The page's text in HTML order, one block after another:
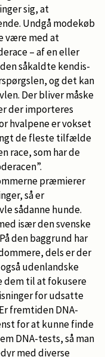
sig, at
Undgå modekøb
være med at
– af en eller
såkaldte kendis-
og det kan
Der bliver måske
der importeres
hvalpene er vokset
de fleste tilfælde
race, som har de
præmierer
så er
sådanne hunde.
især den svenske
den baggrund har
dels er der
udenlandske
dem til at fokusere
for udsatte
fremtiden DNA-
for at kunne finde
DNA-tests, så man
med diverse